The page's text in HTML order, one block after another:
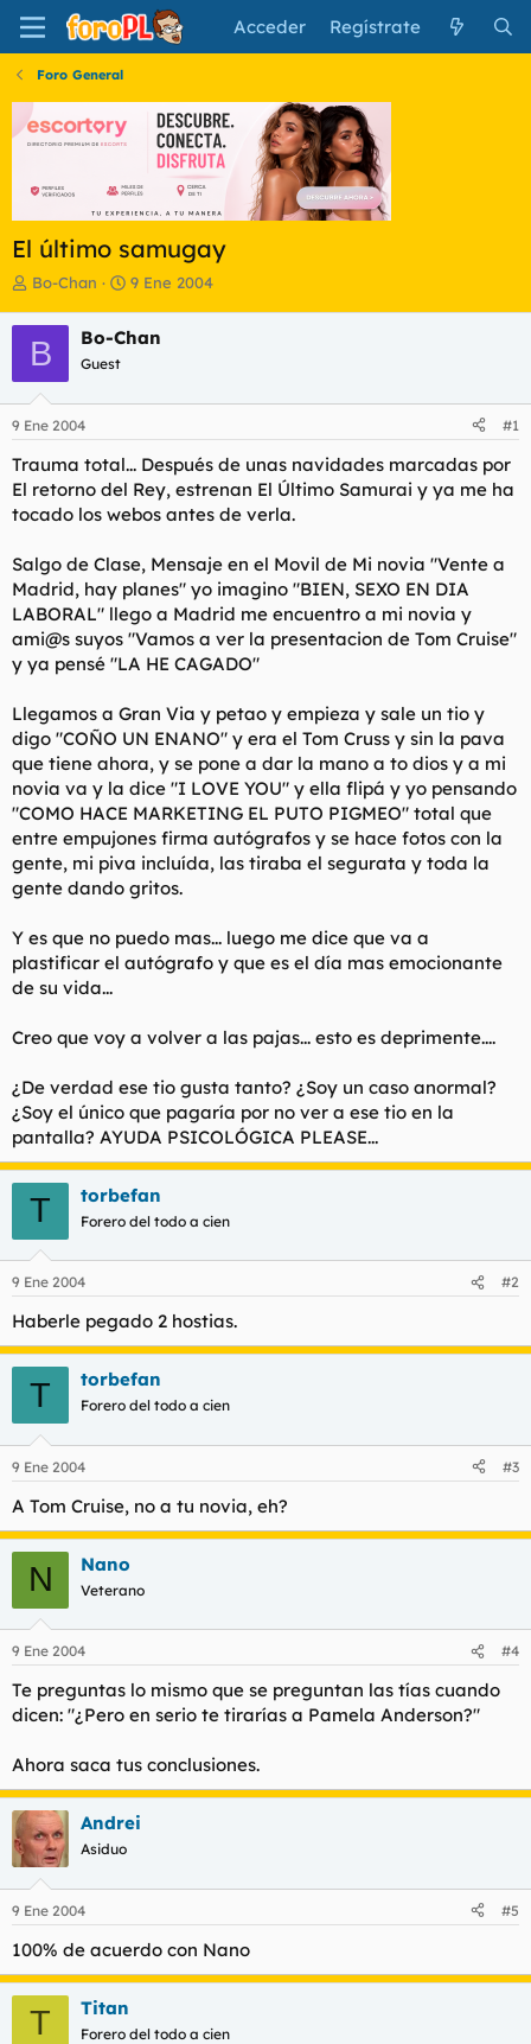
Acceder Regístrate
Foro General
El último samugay
I
i
c
i
a
d
o
d
e
l
e
m
a
Bo-Chan
F
h
e
i
c
i
9 Ene 2004
B Bo-Chan
Guest
9 Ene 2004 #1
Trauma total... Después de unas navidades marcadas por
El retorno del Rey, estrenan El Último Samurai y ya me ha
tocado los webos antes de verla.
Salgo de Clase, Mensaje en el Movil de Mi novia "Vente a
Madrid, hay planes" yo imagino "BIEN, SEXO EN DIA
LABORAL" llego a Madrid me encuentro a mi novia y
ami@s suyos "Vamos a ver la presentacion de Tom Cruise"
y ya pensé "LA HE CAGADO"
Llegamos a Gran Via y petao y empieza y sale un tio y
digo "COÑO UN ENANO" y era el Tom Cruss y sin la pava
que tiene ahora, y se pone a dar la mano a to dios y a mi
novia va y la dice "I LOVE YOU" y ella flipá y yo pensando
"COMO HACE MARKETING EL PUTO PIGMEO" total que
entre empujones firma autógrafos y se hace fotos con la
gente, mi piva incluída, las tiraba el segurata y toda la
gente dando gritos.
Y es que no puedo mas... luego me dice que va a
plastificar el autógrafo y que es el día mas emocionante
de su vida...
Creo que voy a volver a las pajas... esto es deprimente....
¿De verdad ese tio gusta tanto? ¿Soy un caso anormal?
¿Soy el único que pagaría por no ver a ese tio en la
pantalla? AYUDA PSICOLÓGICA PLEASE...
T torbefan
Forero del todo a cien
9 Ene 2004 #2
Haberle pegado 2 hostias.
T torbefan
Forero del todo a cien
9 Ene 2004 #3
A Tom Cruise, no a tu novia, eh?
N Nano
Veterano
9 Ene 2004 #4
Te preguntas lo mismo que se preguntan las tías cuando
dicen: "¿Pero en serio te tirarías a Pamela Anderson?"
Ahora saca tus conclusiones.
Andrei
Asiduo
9 Ene 2004 #5
100% de acuerdo con Nano
T Titan
Forero del todo a cien